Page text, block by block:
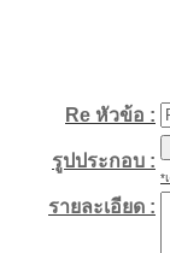
Re หัวข้อ :
รูปประกอบ :
*
รายละเอียด :